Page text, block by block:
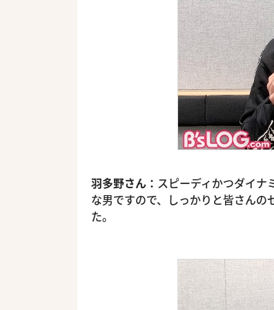
羽多野さん： スピーディかつダイ
な男ですので、しっかりと皆さん
た。